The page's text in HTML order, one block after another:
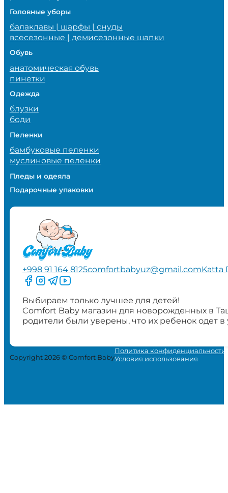
Головные уборы
балаклавы | шарфы | снуды
всесезонные | демисезонные шапки
Обувь
анатомическая обувь
пинетки
Одежда
блузки
боди
Пеленки
бамбуковые пеленки
муслиновые пеленки
Пледы и одеяла
Подарочные упаковки
+998 91 164 8125comfortbabyuz@gmail.comKatta
Следите за нами на Facebook
Следите за нами в Instagram
Следите за нами в Telegram
Следите за нами в YouTube
Выбираем только лучшее для детей!
Comfort Baby магазин для новорожденных в
родители были уверены, что их ребенок одет
Copyright 2026 © Comfort Baby
Политика конфиденциальности
Условия использования